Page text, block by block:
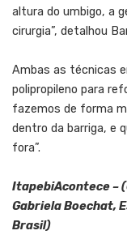
altura do umbigo, a
cirurgia”, detalhou
Ambas as técnicas
polipropileno para
fazemos de forma
dentro da barriga, e
fora”.
ItapebiAcontece –
Gabriela Boechat,
Brasil)